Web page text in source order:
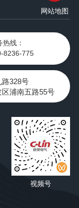
网站地图
热线：
8236-775
328号
浦南五路55号
视频号